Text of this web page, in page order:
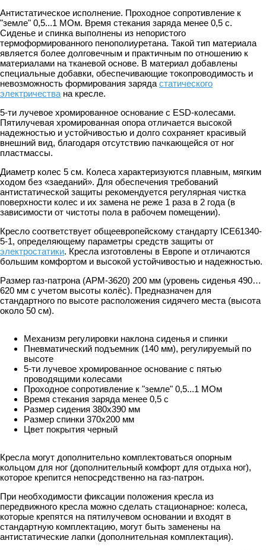
Антистатическое исполнение. Проходное сопротивление к
"земле" 0,5...1 МОм. Время стекания заряда менее 0,5 с.
Сиденье и спинка выполнены из непористого
термоформированного пенополиуретана. Такой тип материала
является более долговечным и практичным по отношению к
материалами на тканевой основе. В материал добавлены
специальные добавки, обеспечивающие токопроводимость и
невозможность формирования заряда статического
электричества на кресле.
5-ти лучевое хромированное основание с ESD-колесами.
Пятилучевая хромированная опора отличается высокой
надежностью и устойчивостью и долго сохраняет красивый
внешний вид, благодаря отсутствию пачкающейся от ног
пластмассы.
Диаметр колес 5 см. Колеса характеризуются плавным, мягким
ходом без «заеданий». Для обеспечения требований
антистатической защиты рекомендуется регулярная чистка
поверхности колес и их замена не реже 1 раза в 2 года (в
зависимости от чистоты пола в рабочем помещении).
Кресло соответствует общеевропейскому стандарту ICE61340-
5-1, определяющему параметры средств защиты от
электростатики. Кресла изготовлены в Европе и отличаются
большим комфортом и высокой устойчивостью и надежностью.
Размер газ-патрона (АРМ-3620) 200 мм (уровень сиденья 490…
620 мм с учетом высоты колёс). Предназначен для
стандартного по высоте расположения сидячего места (высота
около 50 см).
Механизм регулировки наклона сиденья и спинки
Пневматический подъемник (140 мм), регулируемый по
высоте
5-ти лучевое хромированное основание с пятью
проводящими колесами
Проходное сопротивление к "земле" 0,5...1 МОм
Время стекания заряда менее 0,5 с
Размер сидения 380х390 мм
Размер спинки 370х200 мм
Цвет покрытия черный
Кресла могут дополнительно комплектоваться опорным
кольцом для ног (дополнительный комфорт для отдыха ног),
которое крепится непосредственно на газ-патрон.
При необходимости фиксации положения кресла из
передвижного кресла можно сделать стационарное: колеса,
которые крепятся на пятилучевом основании и входят в
стандартную комплектацию, могут быть заменены на
антистатические лапки (дополнительная комплектация).